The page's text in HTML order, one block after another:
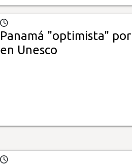
Panamá "optimista"
en Unesco